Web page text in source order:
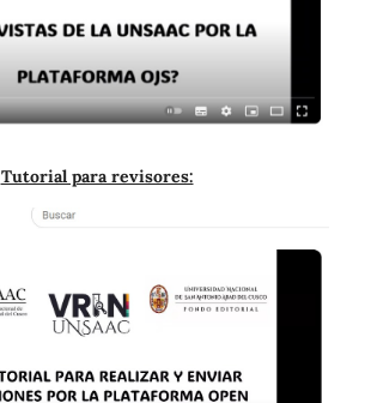
Tutorial para revisores: